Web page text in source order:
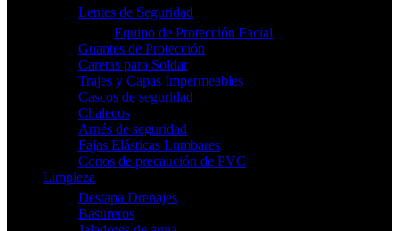
Lentes de Seguridad
Equipo de Protección Facial
Guantes de Protección
Caretas para Soldar
Trajes y Capas Impermeables
Cascos de seguridad
Chalecos
Arnés de seguridad
Fajas Elásticas Lumbares
Conos de precaución de PVC
Limpieza
Destapa Drenajes
Basureros